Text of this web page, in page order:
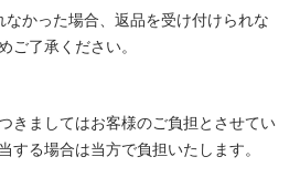
なかった場合、返品を受け付けられな
ご了承ください。
きましてはお客様のご負担とさせてい
する場合は当方で負担いたします。